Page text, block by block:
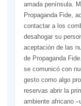
amada península.
Propaganda Fide,
contactar a los
desahogar su
aceptación de las
de Propaganda
se comunicó con
gesto como algo
reservas abrir la
ambiente africano